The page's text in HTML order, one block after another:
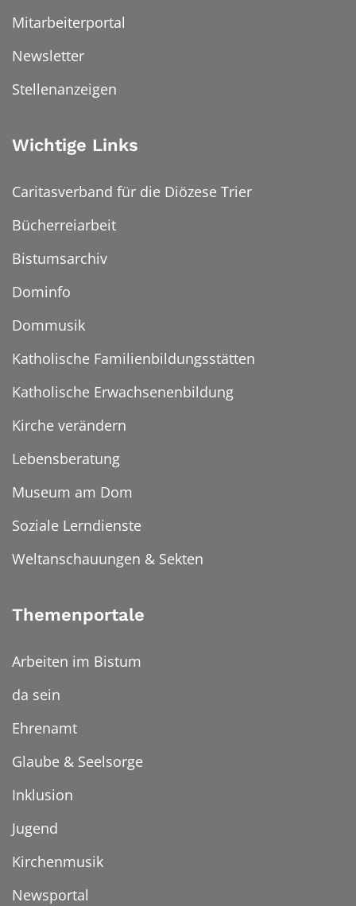
Mitarbeiterportal
Newsletter
Stellenanzeigen
Wichtige Links
Caritasverband für die Diözese Trier
Bücherreiarbeit
Bistumsarchiv
Dominfo
Dommusik
Katholische Familienbildungsstätten
Katholische Erwachsenenbildung
Kirche verändern
Lebensberatung
Museum am Dom
Soziale Lerndienste
Weltanschauungen & Sekten
Themenportale
Arbeiten im Bistum
da sein
Ehrenamt
Glaube & Seelsorge
Inklusion
Jugend
Kirchenmusik
Newsportal